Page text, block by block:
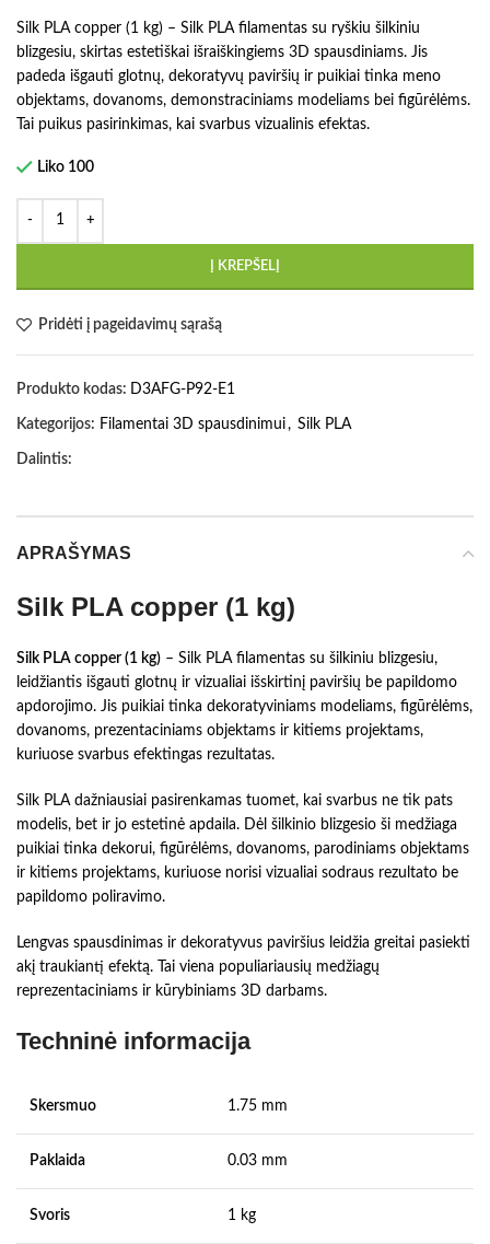
Silk PLA copper (1 kg) – Silk PLA filamentas su ryškiu šilkiniu
blizgesiu, skirtas estetiškai išraiškingiems 3D spausdiniams. Jis
padeda išgauti glotnų, dekoratyvų paviršių ir puikiai tinka meno
objektams, dovanoms, demonstraciniams modeliams bei figūrėlėms.
Tai puikus pasirinkimas, kai svarbus vizualinis efektas.
Liko 100
Į KREPŠELĮ
Pridėti į pageidavimų sąrašą
Produkto kodas: D3AFG-P92-E1
Kategorijos: Filamentai 3D spausdinimui, Silk PLA
Dalintis:
APRAŠYMAS
Silk PLA copper (1 kg)
Silk PLA copper (1 kg) – Silk PLA filamentas su šilkiniu blizgesiu,
leidžiantis išgauti glotnų ir vizualiai išskirtinį paviršių be papildomo
apdorojimo. Jis puikiai tinka dekoratyviniams modeliams, figūrėlėms,
dovanoms, prezentaciniams objektams ir kitiems projektams,
kuriuose svarbus efektingas rezultatas.
Silk PLA dažniausiai pasirenkamas tuomet, kai svarbus ne tik pats
modelis, bet ir jo estetinė apdaila. Dėl šilkinio blizgesio ši medžiaga
puikiai tinka dekorui, figūrėlėms, dovanoms, parodiniams objektams
ir kitiems projektams, kuriuose norisi vizualiai sodraus rezultato be
papildomo poliravimo.
Lengvas spausdinimas ir dekoratyvus paviršius leidžia greitai pasiekti
akį traukiantį efektą. Tai viena populiariausių medžiagų
reprezentaciniams ir kūrybiniams 3D darbams.
Techninė informacija
Skersmuo 1.75 mm
Paklaida 0.03 mm
Svoris 1 kg